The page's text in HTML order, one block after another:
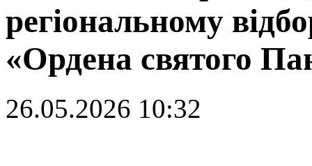
регіональному
«Ордена святого
26.05.2026 10:32